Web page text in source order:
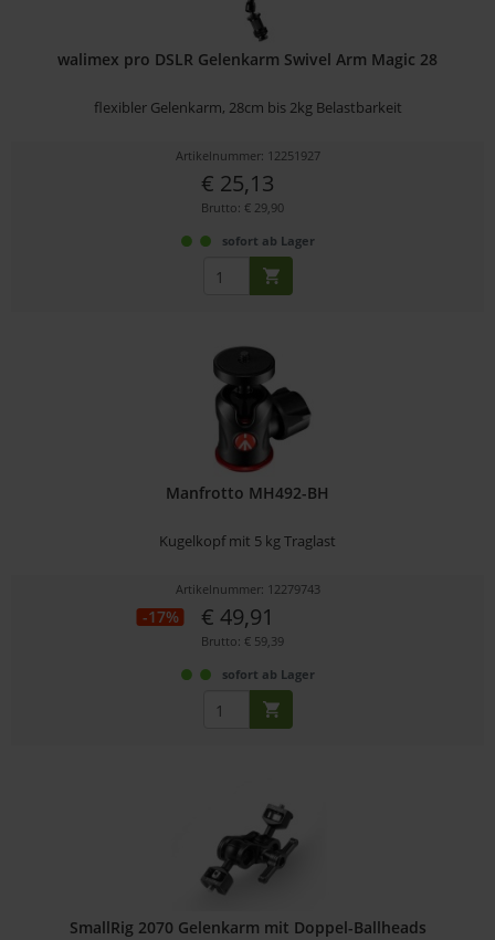
walimex pro DSLR Gelenkarm Swivel Arm Magic 28
flexibler Gelenkarm, 28cm bis 2kg Belastbarkeit
Artikelnummer: 12251927
€ 25,13
Brutto: € 29,90
sofort ab Lager
Manfrotto MH492-BH
Kugelkopf mit 5 kg Traglast
Artikelnummer: 12279743
-17% € 49,91
Brutto: € 59,39
sofort ab Lager
SmallRig 2070 Gelenkarm mit Doppel-Ballheads